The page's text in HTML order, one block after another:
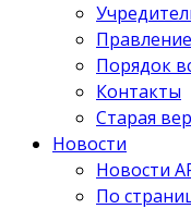
Правление
Порядок
Контакты
Старая
Новости
Новости
По